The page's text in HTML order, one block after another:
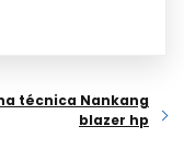
técnica Nankang
blazer hp